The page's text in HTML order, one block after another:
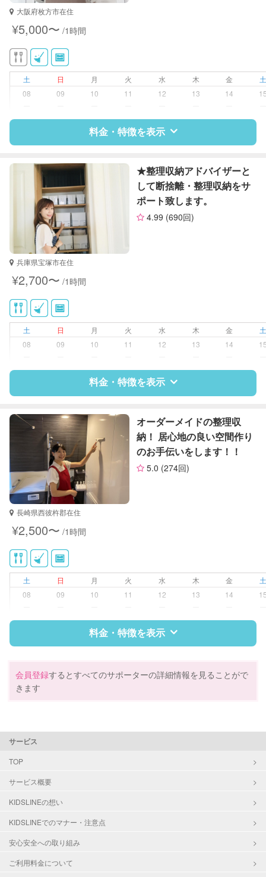
対応可能/特徴
近隣買い物
大阪府枚方市在住
¥5,000〜 /1時間
土 日 月 火 水 木 金
08
09 10 11 12 13 14
料金・特徴を表示
特徴 料金 レビュー
サポートの特徴
対応可能/特徴
掃除（洗面所、お風呂場、お手洗
ゴミの分別/ゴミ出し
近隣買い物
庭の手入れ/植木の水やり
★整理収納アドバイザーと
して断捨離・整理収納をサ
ポート致します。
4.99 (690回)
兵庫県宝塚市在住
¥2,700〜 /1時間
土 日 月 火 水 木 金
08
09 10 11 12 13 14
料金・特徴を表示
特徴 料金 レビュー
サポートの特徴
資格
クリーニングの受け渡し/引き取り
ゴミの分別/ゴミ出し
近隣買い物
作り置き料理
早朝対応
片付け/整理整頓
オーダーメイドの整理収
納！ 居心地の良い空間作り
のお手伝いをします！！
5.0 (274回)
長崎県西彼杵郡在住
¥2,500〜 /1時間
土 日 月 火 水 木 金
08
09 10 11 12 13 14
料金・特徴を表示
資格
企業型割引対象(旧内閣府補助対象)
対応可能/特徴
会員登録するとすべてのサポーターの詳細情報を見ることがで
きます
サービス
TOP
サービス概要
KIDSLINEの想い
KIDSLINEでのマナー・注意点
安心安全への取り組み
ご利用料金について